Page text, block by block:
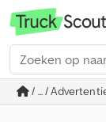
/ ... /